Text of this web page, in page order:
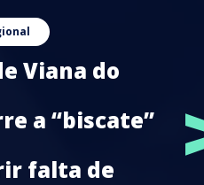
Viana do
a “biscate”
falta de